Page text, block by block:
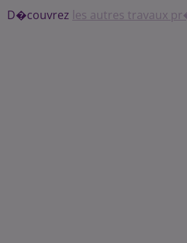
D�couvrez les autres travaux